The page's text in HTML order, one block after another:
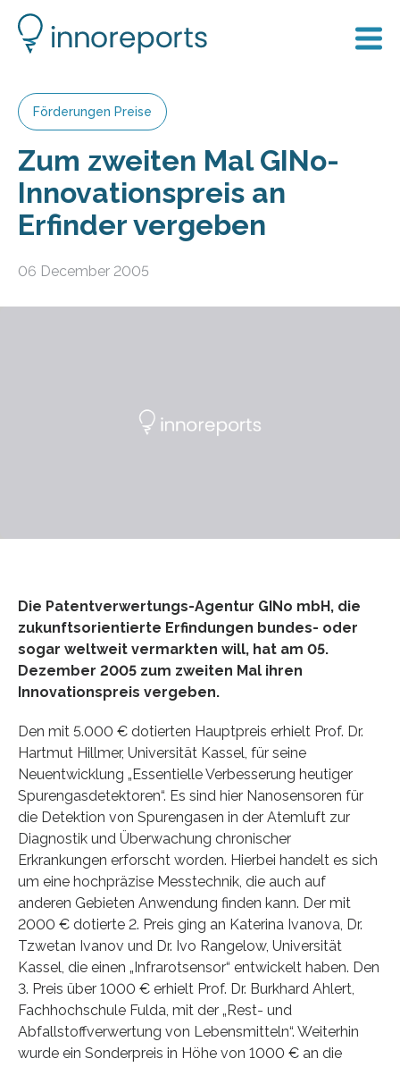
Förderungen Preise
Zum zweiten Mal GINo-
Innovationspreis an
Erfinder vergeben
06 December 2005
Die Patentverwertungs-Agentur GINo mbH, die
zukunftsorientierte Erfindungen bundes- oder
sogar weltweit vermarkten will, hat am 05.
Dezember 2005 zum zweiten Mal ihren
Innovationspreis vergeben.
Den mit 5.000 € dotierten Hauptpreis erhielt Prof. Dr.
Hartmut Hillmer, Universität Kassel, für seine
Neuentwicklung „Essentielle Verbesserung heutiger
Spurengasdetektoren“. Es sind hier Nanosensoren für
die Detektion von Spurengasen in der Atemluft zur
Diagnostik und Überwachung chronischer
Erkrankungen erforscht worden. Hierbei handelt es sich
um eine hochpräzise Messtechnik, die auch auf
anderen Gebieten Anwendung finden kann. Der mit
2000 € dotierte 2. Preis ging an Katerina Ivanova, Dr.
Tzwetan Ivanov und Dr. Ivo Rangelow, Universität
Kassel, die einen „Infrarotsensor“ entwickelt haben. Den
3. Preis über 1000 € erhielt Prof. Dr. Burkhard Ahlert,
Fachhochschule Fulda, mit der „Rest- und
Abfallstoffverwertung von Lebensmitteln“. Weiterhin
wurde ein Sonderpreis in Höhe von 1000 € an die